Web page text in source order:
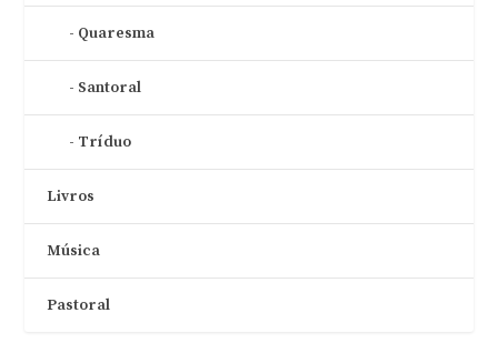
Quaresma
Santoral
Tríduo
Livros
Música
Pastoral